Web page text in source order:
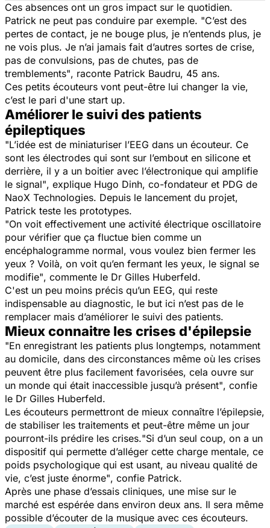
Ces absences ont un gros impact sur le quotidien.
Patrick ne peut pas conduire par exemple. "C’est des
pertes de contact, je ne bouge plus, je n’entends plus, je
ne vois plus. Je n’ai jamais fait d’autres sortes de crise,
pas de convulsions, pas de chutes, pas de
tremblements", raconte Patrick Baudru, 45 ans.
Ces petits écouteurs vont peut-être lui changer la vie,
c’est le pari d'une start up.
Améliorer le suivi des patients
épileptiques
"L’idée est de miniaturiser l’EEG dans un écouteur. Ce
sont les électrodes qui sont sur l’embout en silicone et
derrière, il y a un boitier avec l’électronique qui amplifie
le signal", explique Hugo Dinh, co-fondateur et PDG de
NaoX Technologies. Depuis le lancement du projet,
Patrick teste les prototypes.
"On voit effectivement une activité électrique oscillatoire
pour vérifier que ça fluctue bien comme un
encéphalogramme normal, vous voulez bien fermer les
yeux ? Voilà, on voit qu’en fermant les yeux, le signal se
modifie", commente le Dr Gilles Huberfeld.
C'est un peu moins précis qu’un EEG, qui reste
indispensable au diagnostic, le but ici n’est pas de le
remplacer mais d’améliorer le suivi des patients.
Mieux connaitre les crises d'épilepsie
"En enregistrant les patients plus longtemps, notamment
au domicile, dans des circonstances même où les crises
peuvent être plus facilement favorisées, cela ouvre sur
un monde qui était inaccessible jusqu’à présent", confie
le Dr Gilles Huberfeld.
Les écouteurs permettront de mieux connaître l’épilepsie,
de stabiliser les traitements et peut-être même un jour
pourront-ils prédire les crises."Si d’un seul coup, on a un
dispositif qui permette d’alléger cette charge mentale, ce
poids psychologique qui est usant, au niveau qualité de
vie, c’est juste énorme", confie Patrick.
Après une phase d’essais cliniques, une mise sur le
marché est espérée dans environ deux ans. Il sera même
possible d’écouter de la musique avec ces écouteurs.